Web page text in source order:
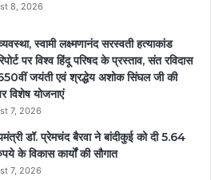
8, 2026
स्वामी लक्ष्मणानंद सरस्वती हत्याकांड
पर विश्व हिंदू परिषद के प्रस्ताव, संत रविदास
जयंती एवं श्रद्धेय अशोक सिंघल जी की
विशेष योजनाएं
7, 2026
डॉ. प्रेमचंद बैरवा ने बांदीकुई को दी 5.64
के विकास कार्यों की सौगात
7, 2026